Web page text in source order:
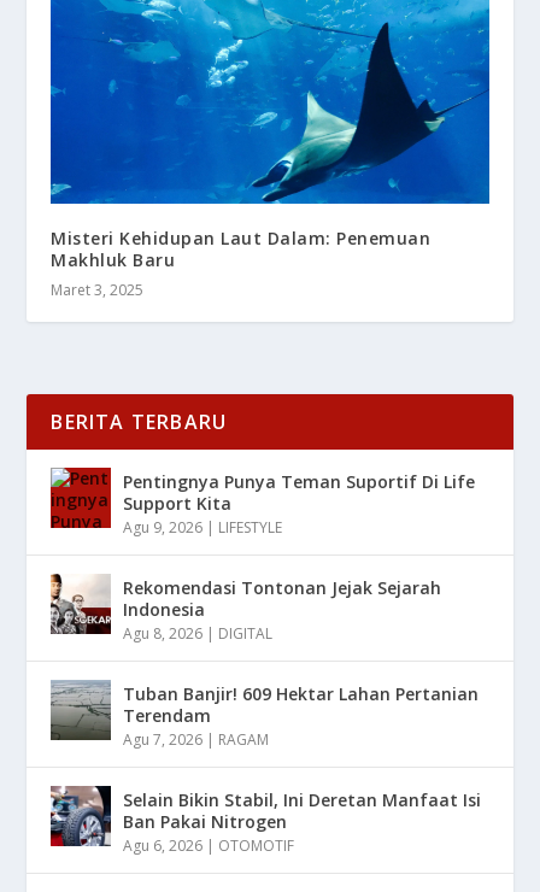
Misteri Kehidupan Laut Dalam: Penemuan
Makhluk Baru
Maret 3, 2025
BERITA TERBARU
Pentingnya Punya Teman Suportif Di Life
Support Kita
Agu 9, 2026 | LIFESTYLE
Rekomendasi Tontonan Jejak Sejarah
Indonesia
Agu 8, 2026 | DIGITAL
Tuban Banjir! 609 Hektar Lahan Pertanian
Terendam
Agu 7, 2026 | RAGAM
Selain Bikin Stabil, Ini Deretan Manfaat Isi
Ban Pakai Nitrogen
Agu 6, 2026 | OTOMOTIF